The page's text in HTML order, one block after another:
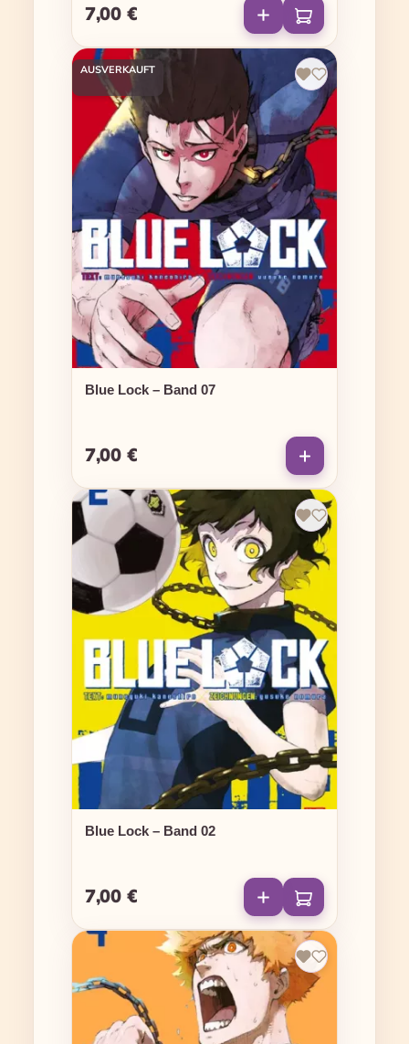
Regulärer Preis:
7,00 €
AUSVERKAUFT
Blue Lock – Band 07
Regulärer Preis:
7,00 €
Blue Lock – Band 02
Regulärer Preis:
7,00 €